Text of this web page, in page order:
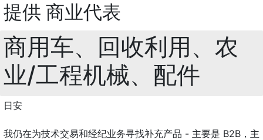
提供 商业代表
商用车、回收利用、农
业/工程机械、配件
日安
我仍在为技术交易和经纪业务寻找补充产品 - 主要是 B2B，主